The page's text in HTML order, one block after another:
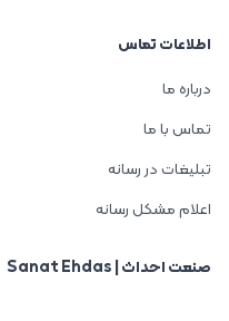
اطلاعات تماس
درباره ما
تماس با ما
تبلیغات در رسانه
اعلام مشکل رسانه
صنعت احداث | Sanat Ehdas